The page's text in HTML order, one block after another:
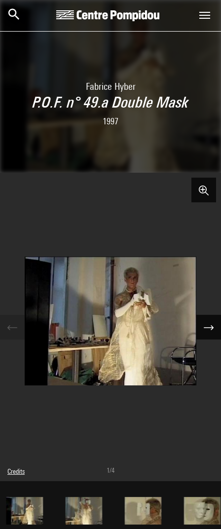
Skip to main content
Centre Pompidou
Fabrice Hyber
P.O.F. n° 49.a Double Mask
1997
Credits
Caption : Ecran vidéo
Photo credits : Centre Pompidou, MNAM-CCI/Dist. GrandPalaisRmn
Image reference : 4W01586
Image presentation :
GrandPalaisRmnPhoto
1/4